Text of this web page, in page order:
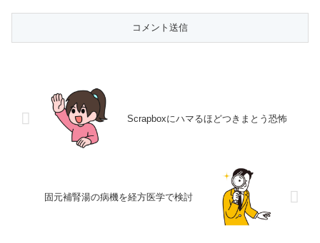
Scrapboxにハマるほどつきまとう恐怖
固元補腎湯の病機を経方医学で検討